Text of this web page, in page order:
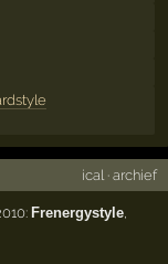
ical · archief
Frenergystyle